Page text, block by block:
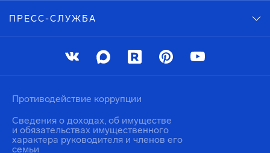
ПРЕСС-СЛУЖБА
Противодействие коррупции
Сведения о доходах, об имуществе
и обязательствах имущественного
характера руководителя и членов его
семьи